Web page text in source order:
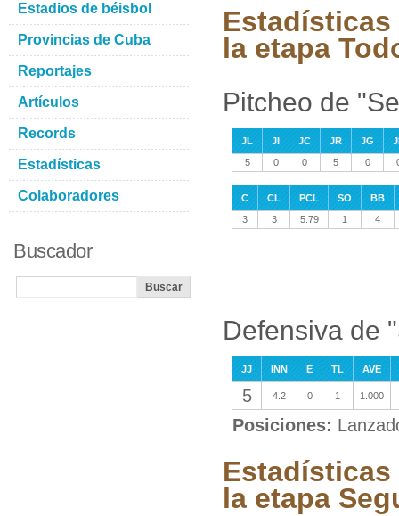
Estadísticas
la etapa
Pitcheo de
JL JI JC JR JG
5
0 0 5 0
C CL PCL SO
BB
3
3 5.79 1 4
Defensiva de
JJ INN E TL AVE
5 4.2 0 1 1.000
Posiciones:
Estadísticas
la etapa
Estadios de béisbol
Provincias de Cuba
Reportajes
Artículos
Records
Estadísticas
Colaboradores
Buscador